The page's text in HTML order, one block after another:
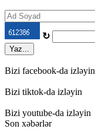
↻
Yaz...
Bizi facebook-da izləyin
Bizi tiktok-da izləyin
Bizi youtube-da izləyin
Son xəbərlər